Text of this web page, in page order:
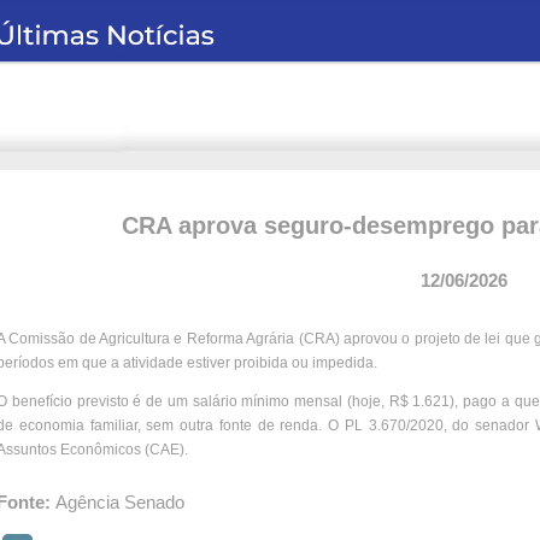
CRA aprova seguro-desemprego
12/06/2026
Comissão de Agricultura e Reforma Agrária (CRA) aprovou o projeto de lei
em que a atividade estiver proibida ou impedida.
benefício previsto é de um salário mínimo mensal (hoje, R$ 1.621), pago a
economia familiar, sem outra fonte de renda. O PL 3.670/2020, do
Econômicos (CAE).
Agência Senado